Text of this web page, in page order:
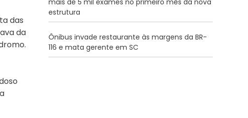
das
da
mais de 5 mil exames no primeiro mês da nova
estrutura
Ônibus invade restaurante às margens da BR-
116 e mata gerente em SC